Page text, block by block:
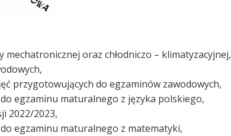
oraz chłodniczo – klimatyzacyjnej,
przygotowujących do egzaminów zawodowych,
egzaminu maturalnego z języka polskiego,
2022/2023,
egzaminu maturalnego z matematyki,